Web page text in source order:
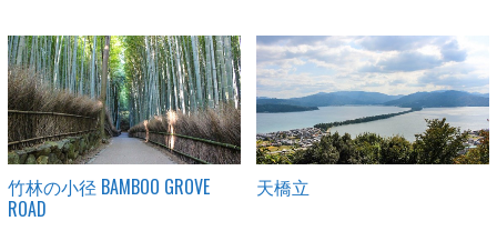
竹林の小径 BAMBOO GROVE
ROAD
天橋立